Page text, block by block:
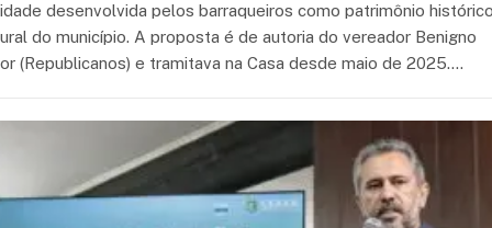
desenvolvida pelos barraqueiros como patrimônio
do município. A proposta é de autoria do vereador Benigno
(Republicanos) e tramitava na Casa desde maio de 2025.…